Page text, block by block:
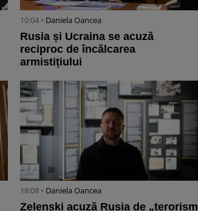
10:04 • Daniela Oancea
Rusia și Ucraina se acuză
reciproc de încălcarea
armistițiului
18:08 • Daniela Oancea
Zelenski acuză Rusia de „terorism